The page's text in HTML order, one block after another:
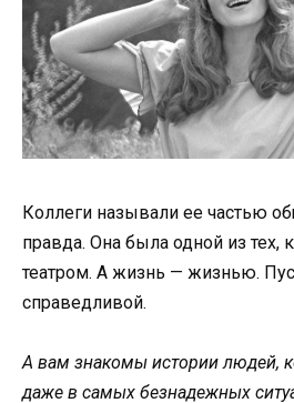
Коллеги называли ее частью
правда. Она была одной из тех,
театром. А жизнь — жизнью.
справедливой.
А вам знакомы истории людей,
даже в самых безнадежных